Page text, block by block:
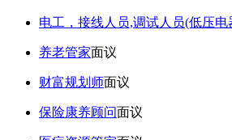
电工，接线人员,调试人员(低压电
养老管家面议
财富规划师面议
保险康养顾问面议